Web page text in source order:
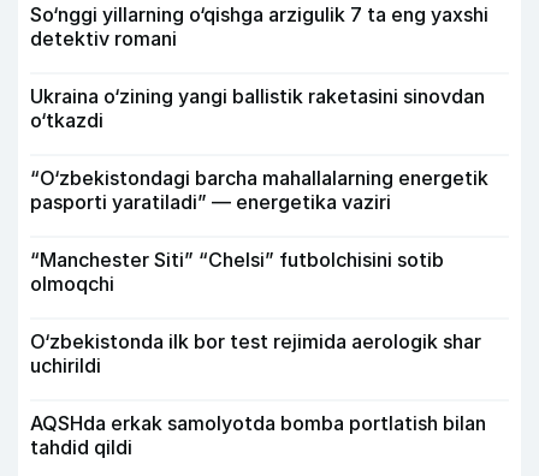
So‘nggi yillarning o‘qishga arzigulik 7 ta eng yaxshi
detektiv romani
Ukraina o‘zining yangi ballistik raketasini sinovdan
o‘tkazdi
“O‘zbekistondagi barcha mahallalarning energetik
pasporti yaratiladi” — energetika vaziri
“Manchester Siti” “Chelsi” futbolchisini sotib
olmoqchi
O‘zbekistonda ilk bor test rejimida aerologik shar
uchirildi
AQSHda erkak samolyotda bomba portlatish bilan
tahdid qildi